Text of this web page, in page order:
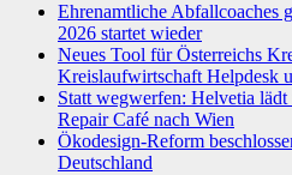
Ehrenamtliche Abfallcoaches
2026 startet wieder
Neues Tool für Österreichs
Kreislaufwirtschaft Helpdesk
Statt wegwerfen: Helvetia
Repair Café nach Wien
Ökodesign-Reform
Deutschland